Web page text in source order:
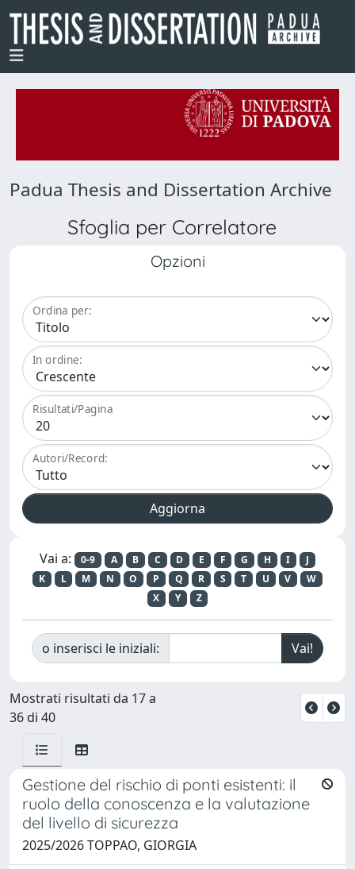
Padua Thesis and Dissertation Archive
Sfoglia per Correlatore
Opzioni
Ordina per:
In ordine:
Risultati/Pagina
Autori/Record:
Vai a: 0-9 A B C D E F G H I
J
K
L M N O P Q R S T U V
W
X
Y Z
o inserisci le iniziali:
Mostrati risultati da 17 a
36 di 40
Gestione del rischio di ponti esistenti: il
ruolo della conoscenza e la valutazione
del livello di sicurezza
2025/2026 TOPPAO, GIORGIA